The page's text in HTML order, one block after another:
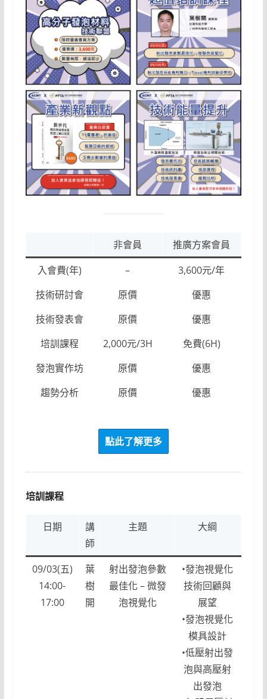
非會員
推廣方案會員
入會費(年)
–
3,600元/年
技術研討會
原價
優惠
技術發表會
原價
優惠
培訓課程
2,000元/3H
免費(6H)
發泡實作坊
原價
優惠
趨勢分析
原價 優惠
點此了解更多
培訓課程
日期
講
師
主題 大綱
09/03(五)
14:00-
17:00
葉
樹
開
射出發泡參數
最佳化 – 微發
泡視覺化
•發泡視覺化
技術回顧與
展望
•發泡視覺化
模具設計
•低壓射出發
泡與高壓射
出發泡